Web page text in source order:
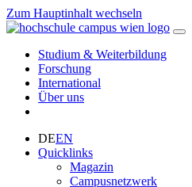
Zum Hauptinhalt wechseln
Studium & Weiterbildung
Forschung
International
Über uns
DEEN
Quicklinks
Magazin
Campusnetzwerk